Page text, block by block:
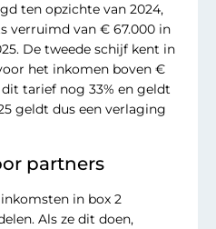
ten opzichte van 2024,
verruimd van € 67.000 in
De tweede schijf kent in
het inkomen boven €
tarief nog 33% en geldt
geldt dus een verlaging
partners
in box 2
Als ze dit doen,